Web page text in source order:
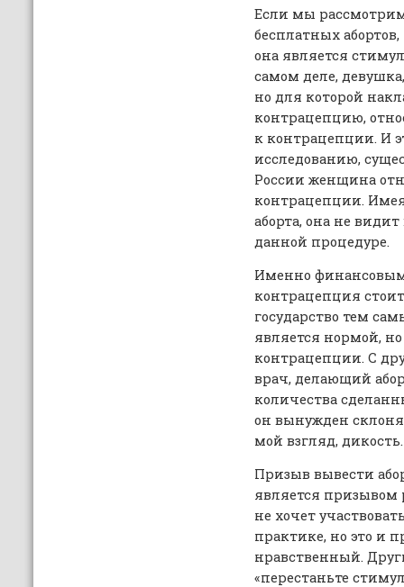
Если мы
бесплатных
она является
самом деле,
но для которой
контрацепцию,
к контрацепции. И
исследованию,
России женщина
контрацепции.
аборта, она не
данной процедуре.
Именно
контрацепция стоит
государство тем
является нормой,
контрацепции. С
врач, делающий
количества
он вынужден
мой взгляд, дикость.
Призыв вывести
является
не хочет
практике, но это и
нравственный.
«перестаньте